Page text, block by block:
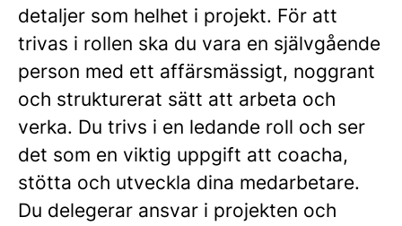
detaljer som helhet i projekt. För att
trivas i rollen ska du vara en självgående
person med ett affärsmässigt, noggrant
och strukturerat sätt att arbeta och
verka. Du trivs i en ledande roll och ser
det som en viktig uppgift att coacha,
stötta och utveckla dina medarbetare.
Du delegerar ansvar i projekten och